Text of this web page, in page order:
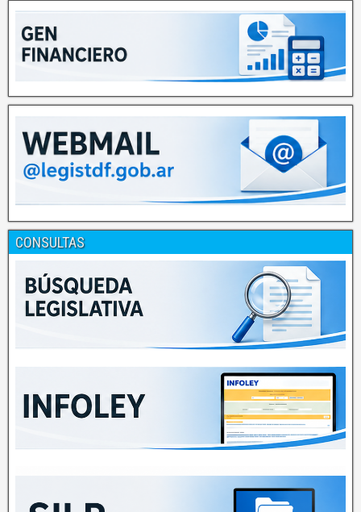
CONSULTAS